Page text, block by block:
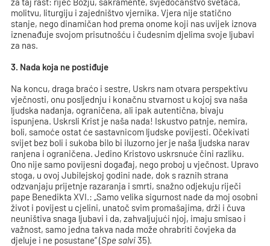
molitvu, liturgiju i zajedništvo vjernika. Vjera nije statično
stanje, nego dinamičan hod prema onome koji nas uvijek iznova
iznenađuje svojom prisutnošću i čudesnim djelima svoje ljubavi
za nas.
3. Nada koja ne postiđuje
Na koncu, draga braćo i sestre, Uskrs nam otvara perspektivu
vječnosti, onu posljednju i konačnu stvarnost u kojoj sva naša
ljudska nadanja, ograničena, ali ipak autentična, bivaju
ispunjena. Uskrsli Krist je naša nada! Iskustvo patnje, nemira,
boli, samoće ostat će sastavnicom ljudske povijesti. Očekivati
svijet bez boli i sukoba bilo bi iluzorno jer je naša ljudska narav
ranjena i ograničena. Jedino Kristovo uskrsnuće čini razliku.
Ono nije samo povijesni događaj, nego proboj u vječnost. Upravo
stoga, u ovoj Jubilejskoj godini nade, dok s raznih strana
odzvanjaju prijetnje razaranja i smrti, snažno odjekuju riječi
pape Benedikta XVI.: „Samo velika sigurnost nade da moj osobni
život i povijest u cjelini, unatoč svim promašajima, drži i čuva
neuništiva snaga ljubavi i da, zahvaljujući njoj, imaju smisao i
važnost, samo jedna takva nada može ohrabriti čovjeka da
djeluje i ne posustane“ (Spe salvi35).